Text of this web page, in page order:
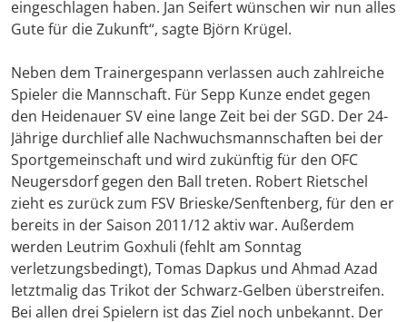
eingeschlagen haben. Jan Seifert wünschen wir nun alles
Gute für die Zukunft“, sagte Björn Krügel.
Neben dem Trainergespann verlassen auch zahlreiche
Spieler die Mannschaft. Für Sepp Kunze endet gegen
den Heidenauer SV eine lange Zeit bei der SGD. Der 24-
Jährige durchlief alle Nachwuchsmannschaften bei der
Sportgemeinschaft und wird zukünftig für den OFC
Neugersdorf gegen den Ball treten. Robert Rietschel
zieht es zurück zum FSV Brieske/Senftenberg, für den er
bereits in der Saison 2011/12 aktiv war. Außerdem
werden Leutrim Goxhuli (fehlt am Sonntag
verletzungsbedingt), Tomas Dapkus und Ahmad Azad
letztmalig das Trikot der Schwarz-Gelben überstreifen.
Bei allen drei Spielern ist das Ziel noch unbekannt. Der